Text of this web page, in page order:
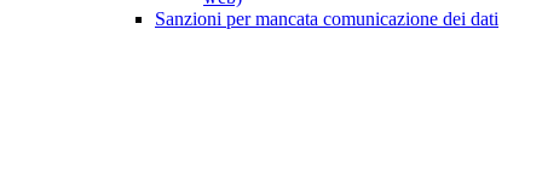
Sanzioni per mancata comunicazione dei dati